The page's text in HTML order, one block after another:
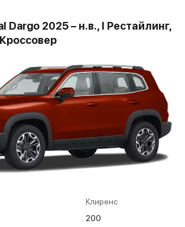
Dargo 2025 – н.в., I Рестайлинг,
Клиренс
200